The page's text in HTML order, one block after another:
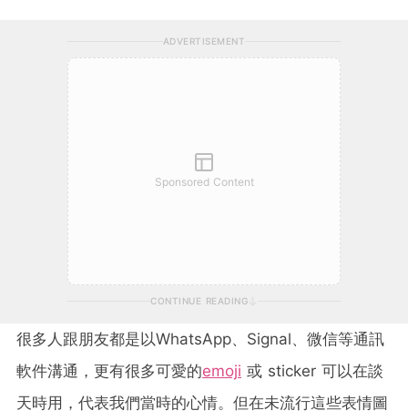
ADVERTISEMENT
Sponsored Content
CONTINUE READING
很多人跟朋友都是以WhatsApp、Signal、微信等通訊
軟件溝通，更有很多可愛的emoji 或 sticker 可以在談
天時用，代表我們當時的心情。但在未流行這些表情圖